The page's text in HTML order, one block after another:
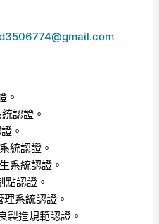
。
認證。
。
統認證。
系統認證。
認證。
系統認證。
造規範認證。